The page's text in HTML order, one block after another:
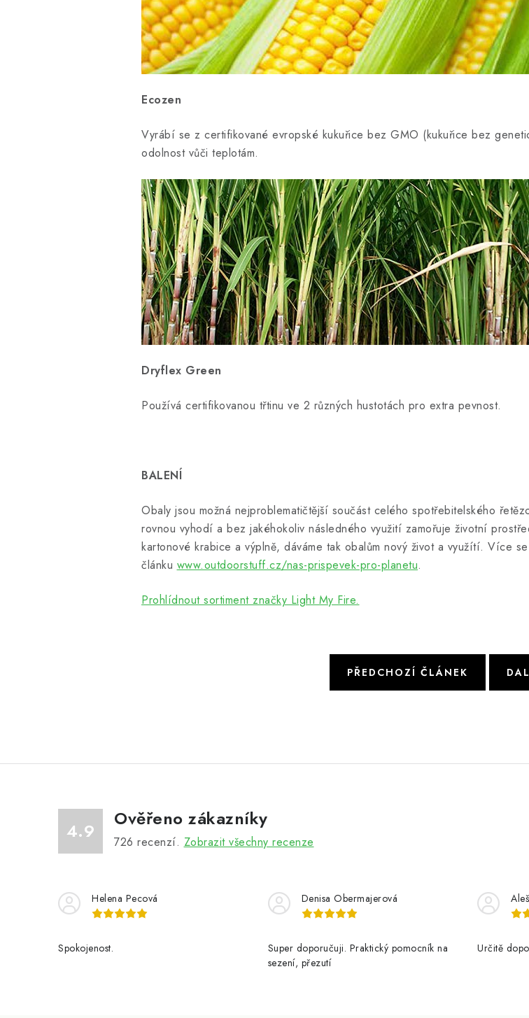
Ecozen
Vyrábí se z certifikované evropské kukuřice bez GMO (kukuřice bez
odolnost vůči teplotám.
Dryflex Green
Používá certifikovanou třtinu ve 2 různých hustotách pro extra pevnost.
BALENÍ
Obaly jsou možná nejproblematičtější součást celého spotřebitelského
rovnou vyhodí a bez jakéhokoliv následného využití zamořuje životní
kartonové krabice a výplně, dáváme tak obalům nový život a využítí. Více
článku www.outdoorstuff.cz/nas-prispevek-pro-planetu.
Prohlídnout sortiment značky Light My Fire.
PŘEDCHOZÍ ČLÁNEK
4.9
Ověřeno zákazníky
726 recenzí. Zobrazit všechny recenze
Helena Pecová
Spokojenost.
Denisa Obermajerová
Super doporučuji. Praktický pomocník na
sezení, přezutí
Určitě